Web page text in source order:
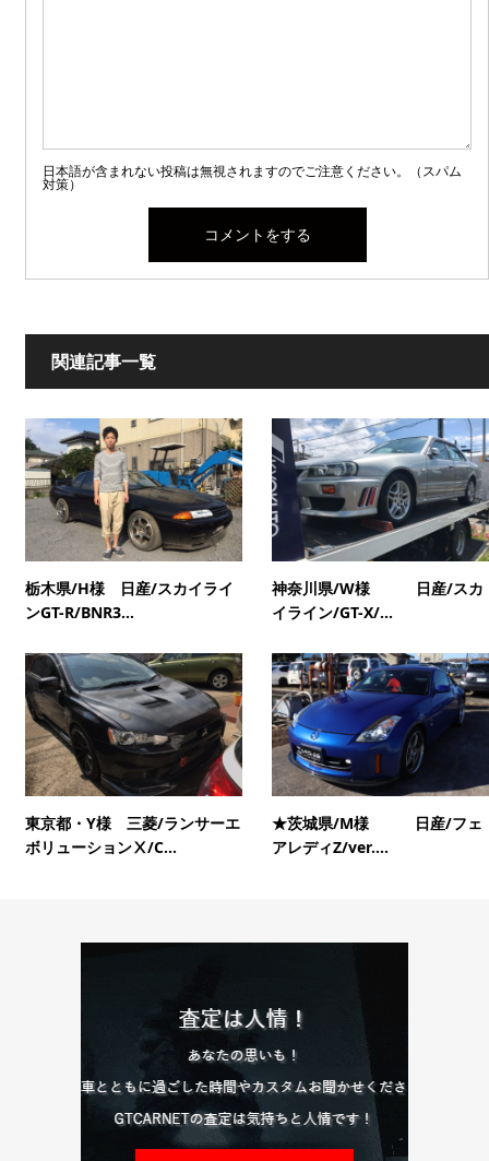
日本語が含まれない投稿は無視されますのでご注意ください。（スパム
対策）
関連記事一覧
栃木県/H様 日産/スカイライ
ンGT-R/BNR3...
神奈川県/W様 日産/スカ
イライン/GT-X/...
東京都・Y様 三菱/ランサーエ
ボリューションⅩ/C...
★茨城県/M様 日産/フェ
アレディZ/ver....